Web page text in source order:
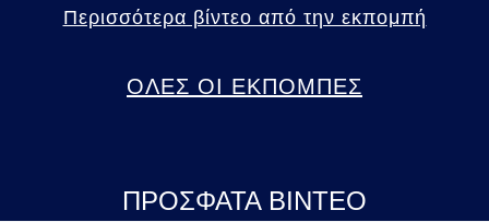
Περισσότερα βίντεο από την εκπομπή
ΟΛΕΣ ΟΙ ΕΚΠΟΜΠΕΣ
ΠΡΟΣΦΑΤΑ ΒΙΝΤΕΟ